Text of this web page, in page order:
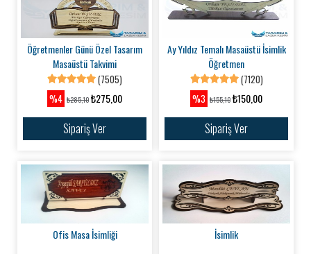
Öğretmenler Günü Özel Tasarım
Masaüstü Takvimi
(7505)
%4 ₺285,10 ₺275,00
Sipariş Ver
Ay Yıldız Temalı Masaüstü İsimlik
Öğretmen
(7120)
%3 ₺155,10 ₺150,00
Sipariş Ver
Ofis Masa İsimliği İsimlik